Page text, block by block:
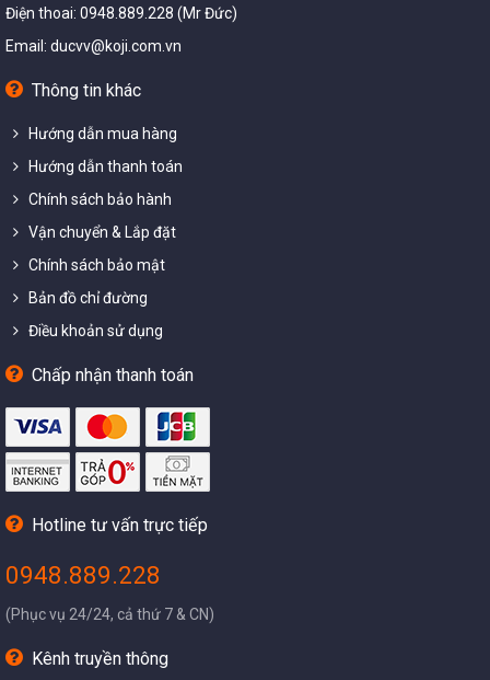
Điện thoai: 0948.889.228 (Mr Đức)
Email: ducvv@koji.com.vn
Thông tin khác
Hướng dẫn mua hàng
Hướng dẫn thanh toán
Chính sách bảo hành
Vận chuyển & Lắp đặt
Chính sách bảo mật
Bản đồ chỉ đường
Điều khoản sử dụng
Chấp nhận thanh toán
Hotline tư vấn trực tiếp
0948.889.228
(Phục vụ 24/24, cả thứ 7 & CN)
Kênh truyền thông